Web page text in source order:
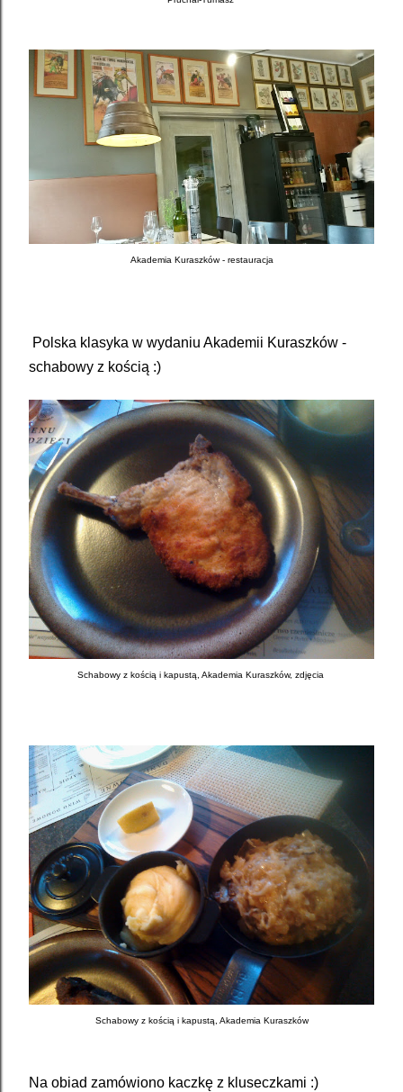
Akademia Kuraszków - restauracja
Polska klasyka w wydaniu Akademii Kuraszków -
schabowy z kością :)
Schabowy z kością i kapustą, Akademia Kuraszków, zdjęcia
Schabowy z kością i kapustą, Akademia Kuraszków
Na obiad zamówiono kaczkę z kluseczkami :)